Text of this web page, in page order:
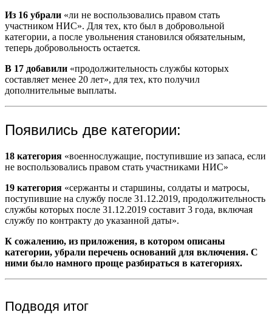
Из 16 убрали «ли не воспользовались правом стать
участником НИС». Для тех, кто был в добровольной
категории, а после увольнения становился обязательным,
теперь добровольность остается.
В 17 добавили «продолжительность службы которых
составляет менее 20 лет», для тех, кто получил
дополнительные выплаты.
Появились две категории:
18 категория «военнослужащие, поступившие из запаса, если
не воспользовались правом стать участниками НИС»
19 категория «сержанты и старшины, солдаты и матросы,
поступившие на службу после 31.12.2019, продолжительность
службы которых после 31.12.2019 составит 3 года, включая
службу по контракту до указанной даты».
К сожалению, из приложения, в котором описаны
категории, убрали перечень оснований для включения. С
ними было намного проще разбираться в категориях.
Подводя итог